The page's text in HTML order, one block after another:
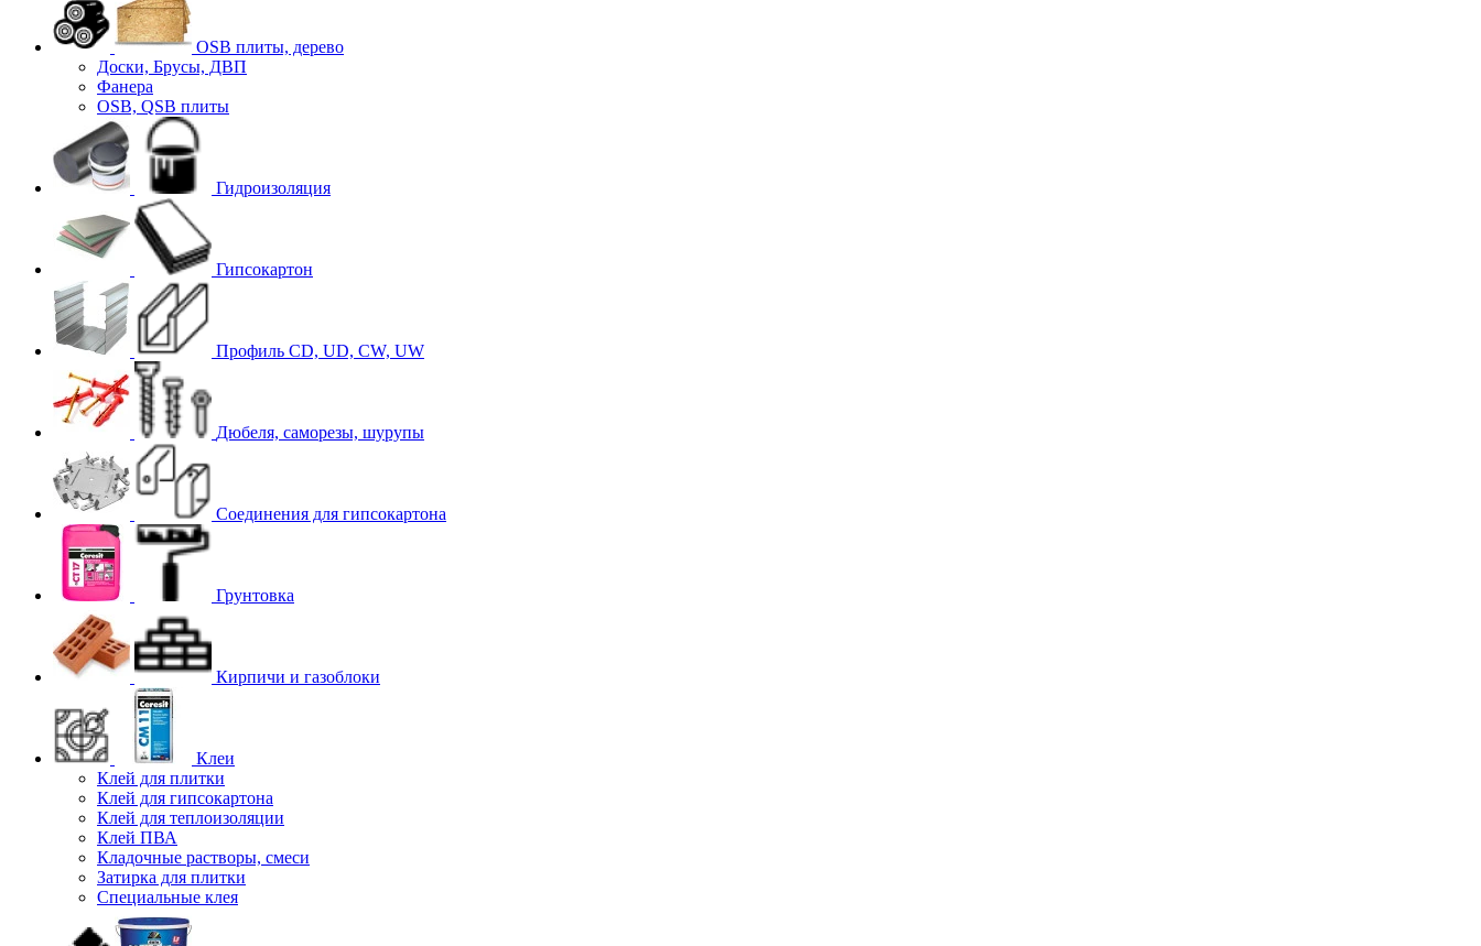
OSB плиты, дерево
Доски, Брусы, ДВП
Фанера
OSB, QSB плиты
Гидроизоляция
Гипсокартон
Профиль CD, UD, CW, UW
Дюбеля, саморезы, шурупы
Соединения для гипcокартона
Грунтовка
Кирпичи и газоблоки
Клеи
Клей для плитки
Клей для гипсокартона
Клей для теплоизоляции
Клей ПВА
Кладочные растворы, смеси
Затирка для плитки
Специальные клея